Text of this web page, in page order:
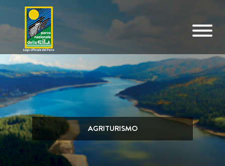
Vai al contenuto principale
AGRITURISMO